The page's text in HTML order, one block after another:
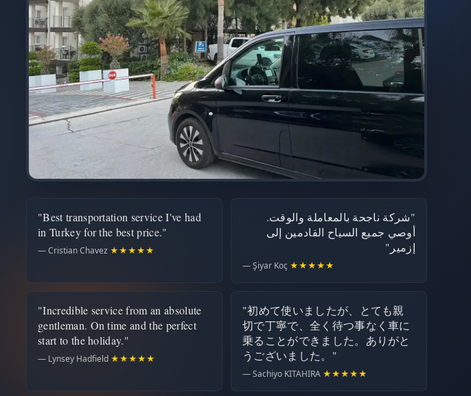
"Best transportation service I've had
in Turkey for the best price."
— Cristian Chavez ★★★★★
"شركة ناجحة بالمعاملة والوقت.
أوصي جميع السياح القادمين إلى
إزمير"
— Şiyar Koç ★★★★★
"Incredible service from an absolute
gentleman. On time and the perfect
start to the holiday."
— Lynsey Hadfield ★★★★★
"初めて使いましたが、とても親
切で丁寧で、全く待つ事なく車に
乗ることができました。ありがと
うございました。"
— Sachiyo KITAHIRA ★★★★★